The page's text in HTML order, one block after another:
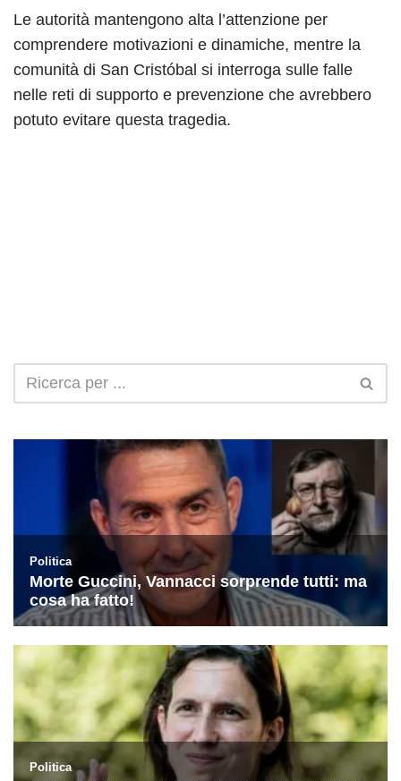
Le autorità mantengono alta l’attenzione per
comprendere motivazioni e dinamiche, mentre la
comunità di San Cristóbal si interroga sulle falle
nelle reti di supporto e prevenzione che avrebbero
potuto evitare questa tragedia.